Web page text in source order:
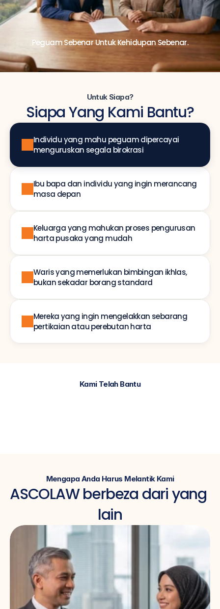
Peguam Sebenar Untuk Kehidupan Sebenar.
Untuk Siapa?
Siapa Yang Kami Bantu?
Ibu bapa dan individu yang ingin merancang
masa depan
Keluarga yang mahukan proses pengurusan
harta pusaka yang mudah
Waris yang memerlukan bimbingan ikhlas,
bukan sekadar borang standard
Mereka yang ingin mengelakkan sebarang
pertikaian atau perebutan harta
Individu yang mahu peguam dipercayai
menguruskan segala birokrasi
Kami Telah Bantu
Mengapa Anda Harus Melantik Kami
ASCOLAW berbeza dari yang
lain